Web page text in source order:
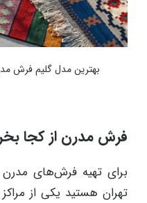
بهترین مدل گلیم فرش
فرش مدرن از کجا
برای تهیه فرش‌های مدرن
تهران هستید یکی از مراکز